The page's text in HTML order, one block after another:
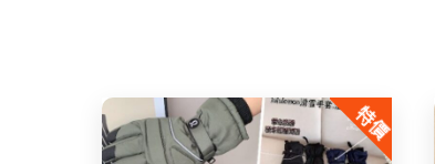
特價